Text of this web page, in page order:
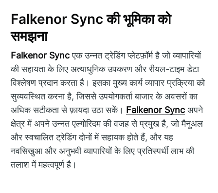
Falkenor Sync की भूमिका को
समझना
Falkenor Syncएक उन्नत ट्रेडिंग प्लेटफ़ॉर्म है जो व्यापारियों
की सहायता के लिए अत्याधुनिक उपकरण और रीयल-टाइम डेटा
विश्लेषण प्रदान करता है। इसका मुख्य कार्य व्यापार प्रक्रिया को
सुव्यवस्थित करना है, जिससे उपयोगकर्ता बाजार के अवसरों का
अधिक सटीकता से फ़ायदा उठा सकें। Falkenor Sync अपने
क्षेत्र में अपने उन्नत एल्गोरिदम की वजह से प्रमुख है, जो मैनुअल
और स्वचालित ट्रेडिंग दोनों में सहायक होते हैं, और यह
नवसिखुआ और अनुभवी व्यापारियों के लिए प्रतिस्पर्धी लाभ की
तलाश में महत्वपूर्ण है।